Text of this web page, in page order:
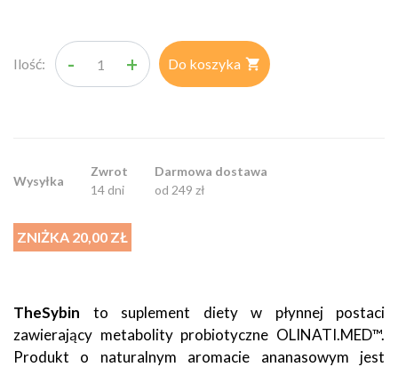
Ilość: - + Do koszyka 
Wysyłka
Zwrot
14 dni
Darmowa dostawa
od 249 zł
ZNIŻKA 20,00 ZŁ
TheSybin to suplement diety w płynnej postaci
zawierający metabolity probiotyczne OLINATI.MED™.
Produkt o naturalnym aromacie ananasowym jest